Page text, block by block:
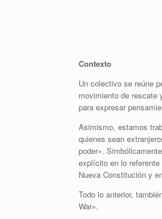
Contexto
Un colectivo se reúne
movimiento de rescate
para expresar
Asimismo, estamos
quienes sean
poder».
explícito en lo
Nueva Constitución y
Todo lo anterior,
War».